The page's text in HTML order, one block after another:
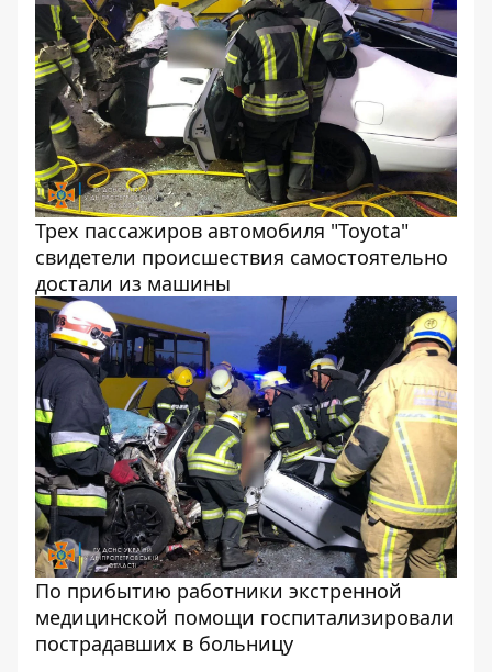
Трех пассажиров автомобиля "Toyota"
свидетели происшествия самостоятельно
достали из машины
По прибытию работники экстренной
медицинской помощи госпитализировали
пострадавших в больницу